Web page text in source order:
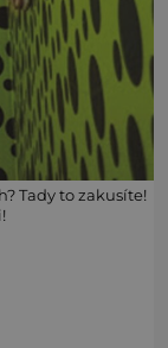
Tady to zakusíte!